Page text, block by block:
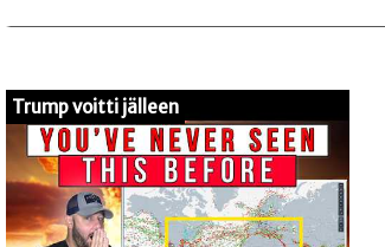
Trump voitti jälleen